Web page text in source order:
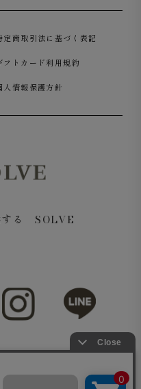
定商取引法に基づく表記
フトカード利用規約
人情報保護方針
する SOLVE